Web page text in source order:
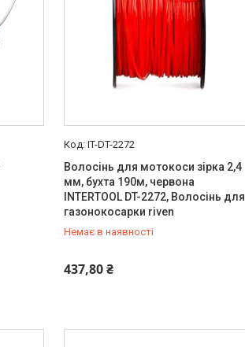
IT-DT-2272
Волосінь для мотокоси зірка 2,4
мм, бухта 190м, червона
INTERTOOL DT-2272, Волосінь для
газонокосарки riven
Немає в наявності
437,80 ₴
+380 (99) 454-50-15